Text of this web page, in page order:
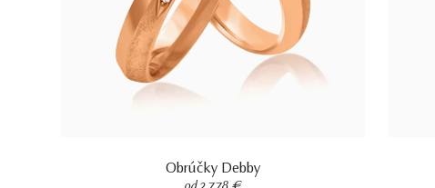
Obrúčky Debby